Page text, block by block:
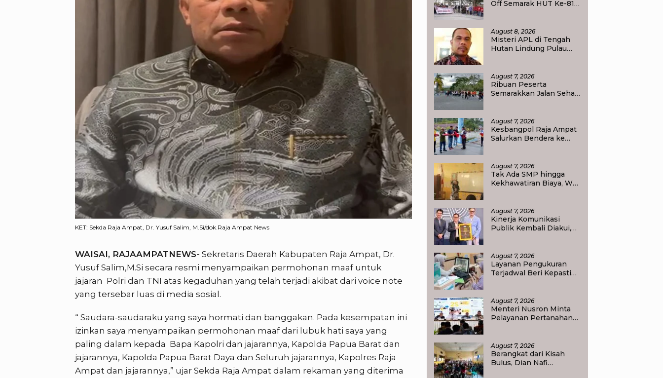
KET: Sekda Raja Ampat, Dr. Yusuf Salim, M.Si/dok.Raja Ampat News
WAISAI, RAJAAMPATNEWS- Sekretaris Daerah Kabupaten Raja Ampat, Dr.
Yusuf Salim,M.Si secara resmi menyampaikan permohonan maaf untuk
jajaran Polri dan TNI atas kegaduhan yang telah terjadi akibat dari voice note
yang tersebar luas di media sosial.
“ Saudara-saudaraku yang saya hormati dan banggakan. Pada kesempatan ini
izinkan saya menyampaikan permohonan maaf dari lubuk hati saya yang
paling dalam kepada Bapa Kapolri dan jajarannya, Kapolda Papua Barat dan
jajarannya, Kapolda Papua Barat Daya dan Seluruh jajarannya, Kapolres Raja
Ampat dan jajarannya,” ujar Sekda Raja Ampat dalam rekaman yang diterima
Off Semarak HUT Ke-81
Persatuan dan
Nasionalisme
August 8, 2026
Misteri APL di Tengah
Hutan Lindung Pulau
Ruang di Raja Ampat
August 7, 2026
Ribuan Peserta
Semarakkan Jalan Sehat,
Kemerdekaan RI di Raja
Ampat
August 7, 2026
Kesbangpol Raja Ampat
Salurkan Bendera ke
August 7, 2026
Tak Ada SMP hingga
Kekhawatiran Biaya, Wali
pada Pendidikan Anak
August 7, 2026
Kinerja Komunikasi
Publik Kembali Diakui,
Government Institutions
Award 2026
August 7, 2026
Layanan Pengukuran
Terjadwal Beri Kepastian
Ukur Tanah
August 7, 2026
Menteri Nusron Minta
Pelayanan Pertanahan
August 7, 2026
Berangkat dari Kisah
Bulus, Dian Nafi